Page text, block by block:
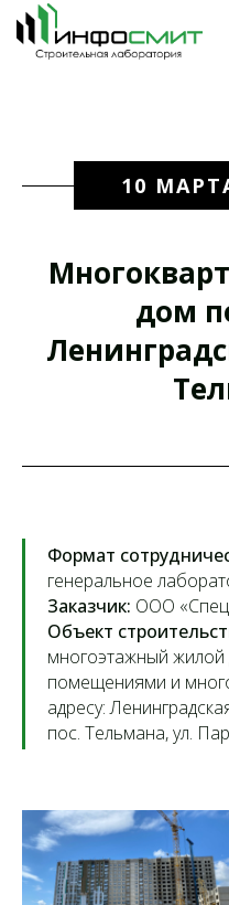
10
дом
Формат
генеральное
Заказчик: ООО
Объект
многоэтажный
помещениями и
адресу:
пос. Тельмана, ул.